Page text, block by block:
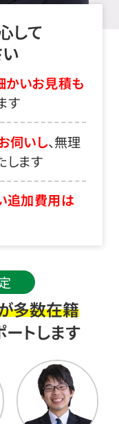
して
かいお見積も
す
伺いし、無理
します
追加費用は
多数在籍
トします